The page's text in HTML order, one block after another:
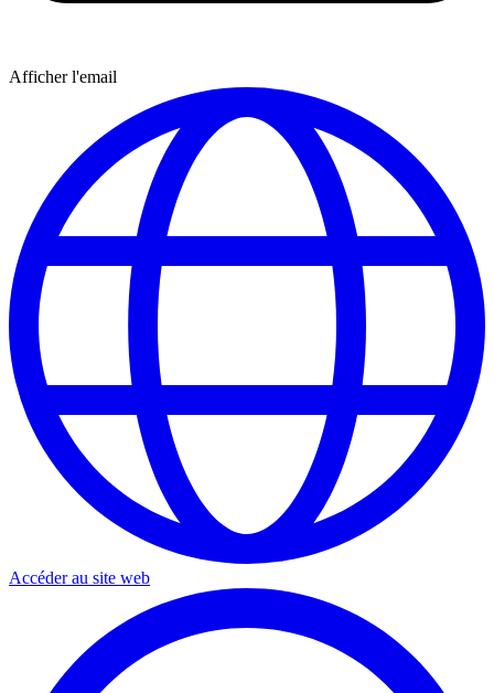
Afficher l'email
Accéder au site web